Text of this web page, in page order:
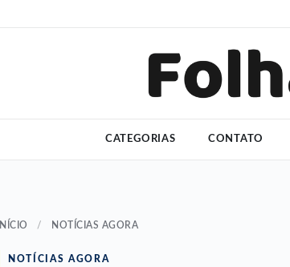
CATEGORIAS CONTATO
INÍCIO / NOTÍCIAS AGORA
NOTÍCIAS AGORA